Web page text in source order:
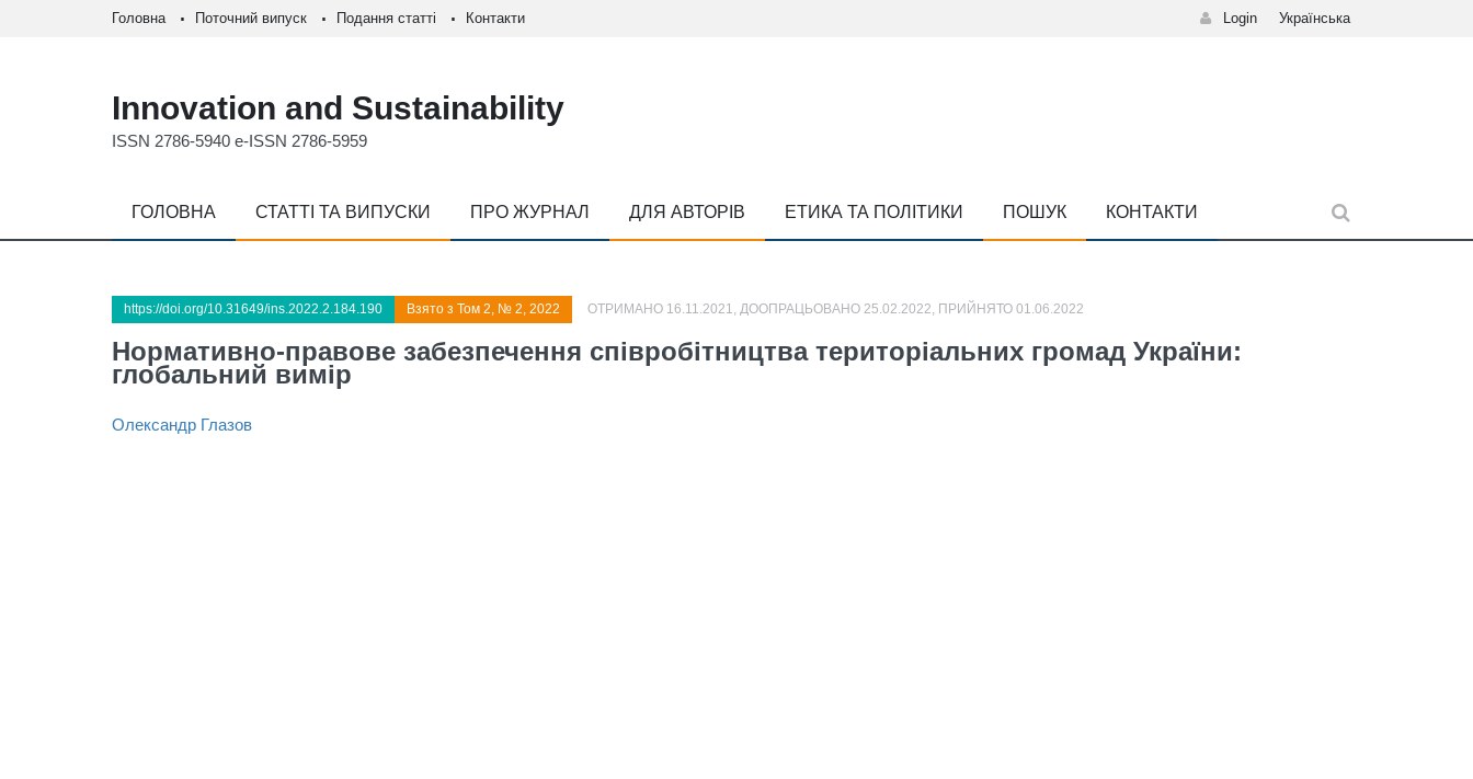
Головна Поточний випуск Подання статті Контакти Login Українська
Innovation and Sustainability
ISSN 2786-5940 e-ISSN 2786-5959
ГОЛОВНА СТАТТІ ТА ВИПУСКИ ПРО ЖУРНАЛ ДЛЯ АВТОРІВ ЕТИКА ТА ПОЛІТИКИ ПОШУК КОНТАКТИ
https://doi.org/10.31649/ins.2022.2.184.190 Взято з Том 2, № 2, 2022 ОТРИМАНО 16.11.2021, ДООПРАЦЬОВАНО 25.02.2022, ПРИЙНЯТО 01.06.2022
Нормативно-правове забезпечення співробітництва територіальних громад України:
глобальний вимір
Олександр Глазов